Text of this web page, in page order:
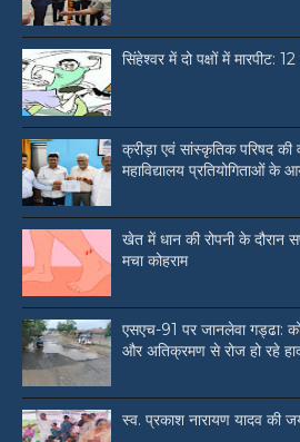
सिंहेश्वर में दो पक्षों में मारपीट:
क्रीड़ा एवं सांस्कृतिक परिषद
महाविद्यालय प्रतियोगिताओं के
खेत में धान की रोपनी के दौरान
मचा कोहराम
एसएच-91 पर जानलेवा गड्ढा:
और अतिक्रमण से रोज हो रहे
स्व. प्रकाश नारायण यादव की